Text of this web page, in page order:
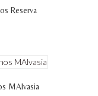
Reserva
MAlvasia